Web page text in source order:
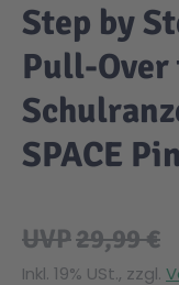
Step by
Pull-Over
SPACE
UVP29,99 €
Inkl. 19% USt., zzgl.